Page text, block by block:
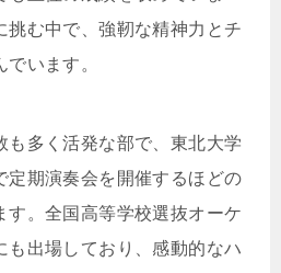
挑む中で、強靭な精神力とチ
います。
も多く活発な部で、東北大学
定期演奏会を開催するほどの
す。全国高等学校選抜オーケ
も出場しており、感動的なハ